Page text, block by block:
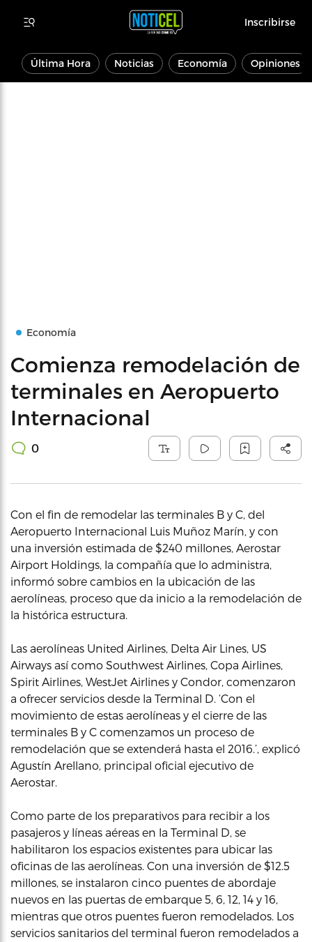
Inscribirse
Última Hora Noticias Economía Opiniones
Economía
Comienza remodelación de
terminales en Aeropuerto
Internacional
0
Con el fin de remodelar las terminales B y C, del
Aeropuerto Internacional Luis Muñoz Marín, y con
una inversión estimada de $240 millones, Aerostar
Airport Holdings, la compañía que lo administra,
informó sobre cambios en la ubicación de las
aerolíneas, proceso que da inicio a la remodelación de
la histórica estructura.
Las aerolíneas United Airlines, Delta Air Lines, US
Airways así como Southwest Airlines, Copa Airlines,
Spirit Airlines, WestJet Airlines y Condor, comenzaron
a ofrecer servicios desde la Terminal D. ‘Con el
movimiento de estas aerolíneas y el cierre de las
terminales B y C comenzamos un proceso de
remodelación que se extenderá hasta el 2016.’, explicó
Agustín Arellano, principal oficial ejecutivo de
Aerostar.
Como parte de los preparativos para recibir a los
pasajeros y líneas aéreas en la Terminal D, se
habilitaron los espacios existentes para ubicar las
oficinas de las aerolíneas. Con una inversión de $12.5
millones, se instalaron cinco puentes de abordaje
nuevos en las puertas de embarque 5, 6, 12, 14 y 16,
mientras que otros puentes fueron remodelados. Los
servicios sanitarios del terminal fueron remodelados a